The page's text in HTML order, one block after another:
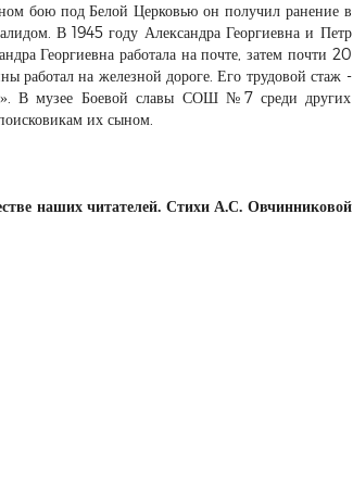
бою под Белой Церковью он получил ранение в
В 1945 году Александра Георгиевна и Петр
Георгиевна работала на почте, затем почти 20
работал на железной дороге. Его трудовой стаж -
В музее Боевой славы СОШ №7 среди других
их сыном.
наших читателей. Стихи А.С. Овчинниковой